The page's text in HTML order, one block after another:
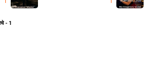
- 1